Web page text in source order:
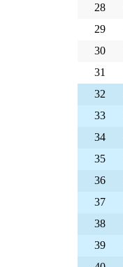
28
29
30
31
32
33
34
35
36
37
38
39